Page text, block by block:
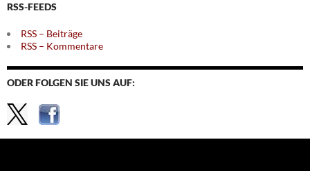
RSS-FEEDS
RSS – Beiträge
RSS – Kommentare
ODER FOLGEN SIE UNS AUF: